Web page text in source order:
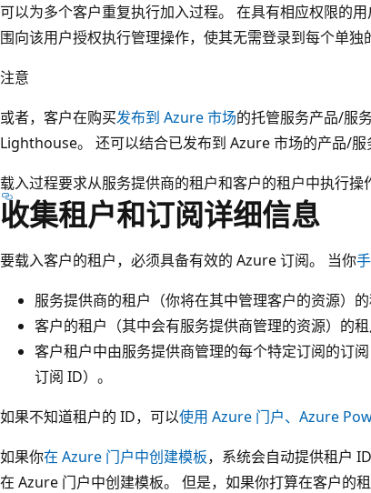
可以为多个客户重复执行加入过程。 在具有相应权限的
围向该用户授权执行管理操作，使其无需登录到每个单独
注意
或者，客户在购买发布到 Azure 市场的托管服务产品/服
Lighthouse。 还可以结合已发布到 Azure 市场的产品/服
载入过程要求从服务提供商的租户和客户的租户中执行操
收集租户和订阅详细信息
要载入客户的租户，必须具备有效的 Azure 订阅。 当你
服务提供商的租户（你将在其中管理客户的资源）的
客户的租户（其中会有服务提供商管理的资源）的租
客户租户中由服务提供商管理的每个特定订阅的订
订阅 ID）。
如果不知道租户的 ID，可以使用 Azure 门户、Azure
如果你在 Azure 门户中创建模板，系统会自动提供租户
在 Azure 门户中创建模板。 但是，如果你打算在客户的